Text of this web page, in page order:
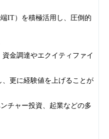
IT）を積極活用し、圧倒的
資金調達やエクイティファイ
更に経験値を上げることが
チャー投資、起業などの多